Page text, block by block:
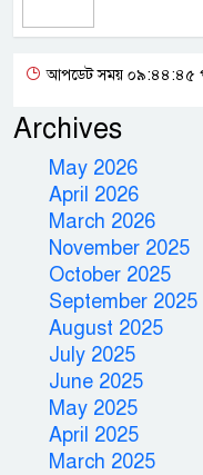
আপডেট সময় ০৯:৪৪:৪৫
Archives
May 2026
April 2026
March 2026
November 2025
October 2025
September 2025
August 2025
July 2025
June 2025
May 2025
April 2025
March 2025